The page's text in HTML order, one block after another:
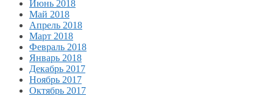
Июнь 2018
Май 2018
Апрель 2018
Март 2018
Февраль 2018
Январь 2018
Декабрь 2017
Ноябрь 2017
Октябрь 2017